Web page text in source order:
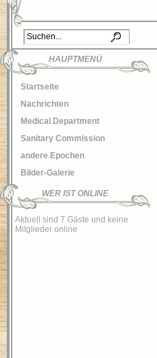
HAUPTMENÜ
Startseite
Nachrichten
Medical Department
Sanitary Commission
andere Epochen
Bilder-Galerie
WER IST ONLINE
Aktuell sind 7 Gäste und keine
Mitglieder online